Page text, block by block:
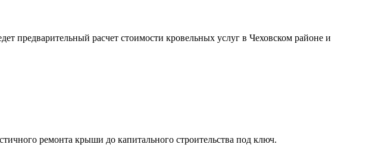
расчет стоимости кровельных услуг в Чеховском районе и
ремонта крыши до капитального строительства под ключ.